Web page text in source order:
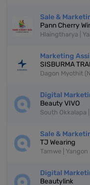
Sale &
Pann Cherry
Hlaingtharya |
Marketing
SISBURMA
Dagon Myothit
Digital
Beauty VIVO
South Okkalapa
Sale &
TJ Wearing
Tamwe | Yangon
Digital
Beautylink